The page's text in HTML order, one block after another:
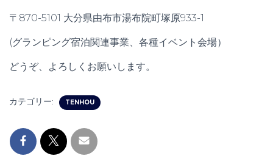
〒870-5101 大分県由布市湯布院町塚原933-1
(グランピング宿泊関連事業、各種イベント会場）
どうぞ、よろしくお願いします。
カテゴリー: TENHOU